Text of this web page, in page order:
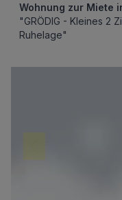
Wohnung zur Miete
"GRÖDIG - Kleines 2
Ruhelage"